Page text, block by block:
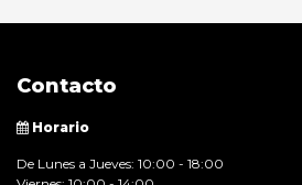
Contacto
Horario
De Lunes a Jueves: 10:00 - 18:00